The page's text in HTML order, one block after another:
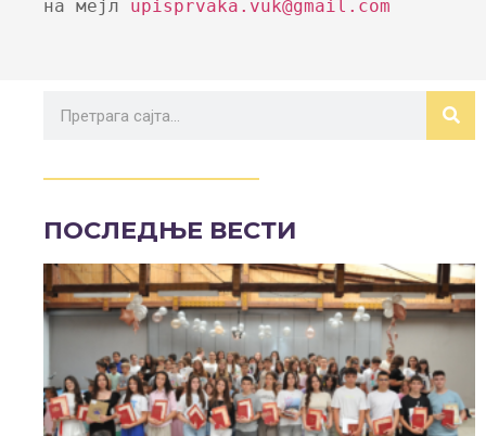
на мејл upisprvaka.vuk@gmail.com
ПОСЛЕДЊЕ ВЕСТИ